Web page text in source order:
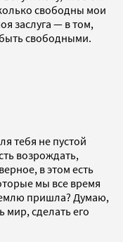
свободны мои
заслуга — в том,
свободными.
тебя не пустой
возрождать,
в этом есть
мы все время
пришла? Думаю,
мир, сделать его